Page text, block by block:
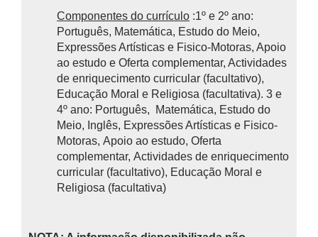
Componentes do currículo :1º e 2º ano:
Português, Matemática, Estudo do Meio,
Expressões Artísticas e Fisico-Motoras, Apoio
ao estudo e Oferta complementar, Actividades
de enriquecimento curricular (facultativo),
Educação Moral e Religiosa (facultativa). 3 e
4º ano: Português, Matemática, Estudo do
Meio, Inglês, Expressões Artísticas e Fisico-
Motoras, Apoio ao estudo, Oferta
complementar, Actividades de enriquecimento
curricular (facultativo), Educação Moral e
Religiosa (facultativa)